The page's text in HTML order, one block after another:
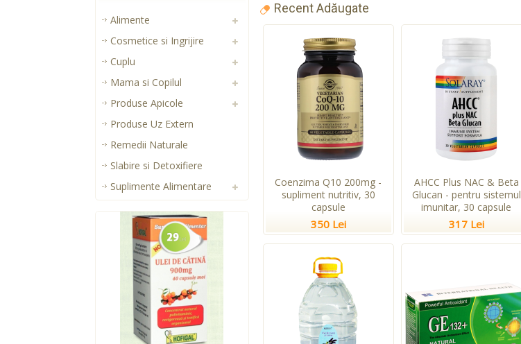
Alimente
Cosmetice si Ingrijire
Cuplu
Mama si Copilul
Produse Apicole
Produse Uz Extern
Remedii Naturale
Slabire si Detoxifiere
Suplimente Alimentare
Recent Adăugate
Coenzima Q10 200mg -
supliment nutritiv, 30
capsule
350 Lei
AHCC Plus NAC & Beta
Glucan - pentru sistemul
imunitar, 30 capsule
317 Lei